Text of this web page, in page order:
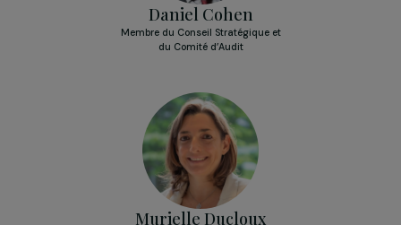
Collège des représentantes et
du Groupe RAJA
Daniel Cohen
Membre du Conseil Stratégique et